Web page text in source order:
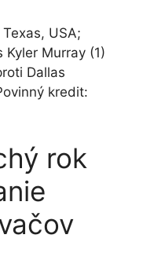
USA;
Kyler Murray (1)
Dallas
kredit:
rok